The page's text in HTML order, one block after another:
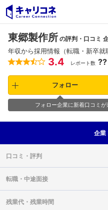
東郷製作所 の評判・口コミ
年収から採用情報（転職・新卒就
3.4 レポート数 ??
フォロー
フォロー企業に新着口コミ
企業
口コミ・ 評判
転職・ 中途面接
残業代・ 残業時間